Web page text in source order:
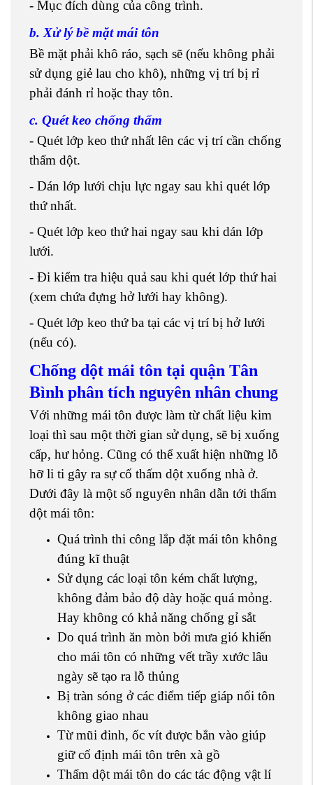
- Mục đích dùng của công trình.
b. Xử lý bề mặt mái tôn
Bề mặt phải khô ráo, sạch sẽ (nếu không phải
sử dụng giẻ lau cho khô), những vị trí bị rỉ
phải đánh rỉ hoặc thay tôn.
c. Quét keo chống thấm
- Quét lớp keo thứ nhất lên các vị trí cần chống
thấm dột.
- Dán lớp lưới chịu lực ngay sau khi quét lớp
thứ nhất.
- Quét lớp keo thứ hai ngay sau khi dán lớp
lưới.
- Đi kiểm tra hiệu quả sau khi quét lớp thứ hai
(xem chứa đựng hở lưới hay không).
- Quét lớp keo thứ ba tại các vị trí bị hở lưới
(nếu có).
Chống dột mái tôn tại quận Tân
Bình phân tích nguyên nhân chung
Với những mái tôn được làm từ chất liệu kim
loại thì sau một thời gian sử dụng, sẽ bị xuống
cấp, hư hỏng. Cũng có thể xuất hiện những lỗ
hỡ li ti gây ra sự cố thấm dột xuống nhà ở.
Dưới đây là một số nguyên nhân dẫn tới thấm
dột mái tôn:
Quá trình thi công lắp đặt mái tôn không
đúng kĩ thuật
Sử dụng các loại tôn kém chất lượng,
không đảm bảo độ dày hoặc quá mỏng.
Hay không có khả năng chống gỉ sắt
Do quá trình ăn mòn bởi mưa gió khiến
cho mái tôn có những vết trầy xước lâu
ngày sẽ tạo ra lỗ thủng
Bị tràn sóng ở các điểm tiếp giáp nối tôn
không giao nhau
Từ mũi đinh, ốc vít được bắn vào giúp
giữ cố định mái tôn trên xà gồ
Thấm dột mái tôn do các tác động vật lí